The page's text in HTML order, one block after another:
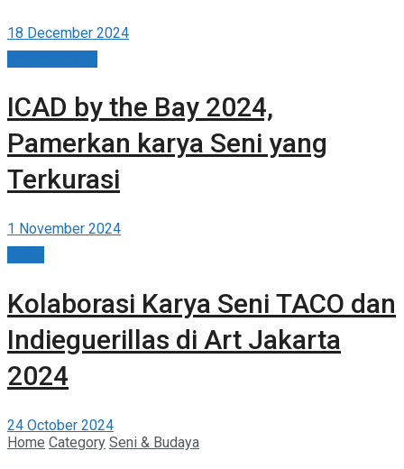
18 December 2024
ICAD by the Bay 2024,
Pamerkan karya Seni yang
Terkurasi
1 November 2024
Kolaborasi Karya Seni TACO dan
Indieguerillas di Art Jakarta
2024
24 October 2024
Home Category Seni & Budaya